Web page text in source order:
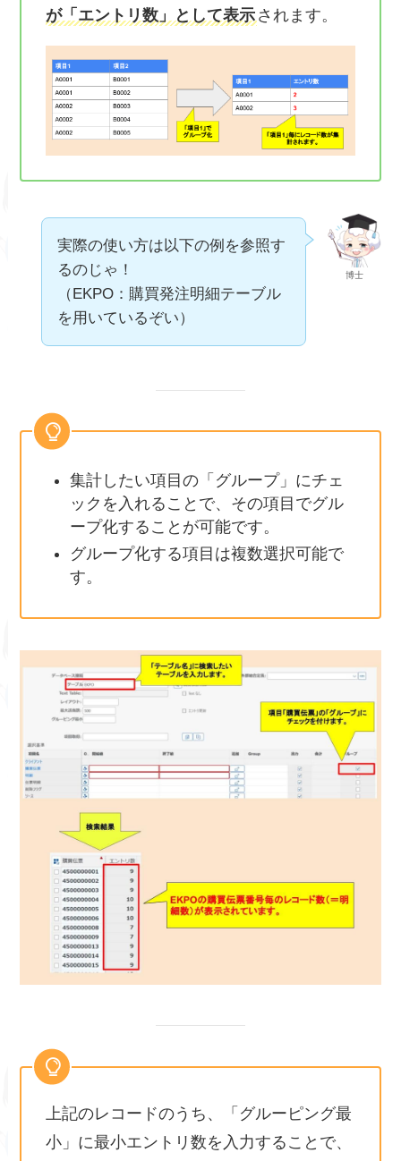
が「エントリ数」として表示 されます。
博士
実際の使い方は以下の例を参照す
るのじゃ！
（EKPO：購買発注明細テーブル
を用いているぞい）
集計したい項目の「グループ」にチェ
ックを入れることで、その項目でグル
ープ化することが可能です。
グループ化する項目は複数選択可能で
す。
上記のレコードのうち、「グルーピング最
小」に最小エントリ数を入力することで、